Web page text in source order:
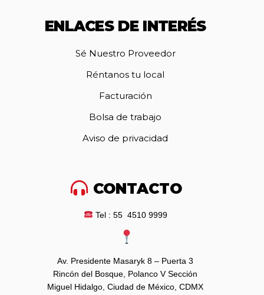
ENLACES DE INTERÉS
Sé Nuestro Proveedor
Réntanos tu local
Facturación
Bolsa de trabajo
Aviso de privacidad
CONTACTO
Tel : 55 4510 9999
Av. Presidente Masaryk 8 – Puerta 3
Rincón del Bosque, Polanco V Sección
Miguel Hidalgo, Ciudad de México, CDMX